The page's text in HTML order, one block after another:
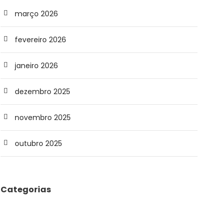
março 2026
fevereiro 2026
janeiro 2026
dezembro 2025
novembro 2025
outubro 2025
Categorias